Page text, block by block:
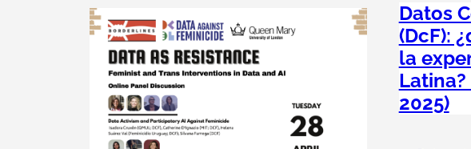
Datos
(DcF):
la
Latina?
2025)